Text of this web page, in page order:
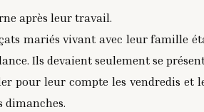
après leur travail.
mariés vivant avec leur famille
Ils devaient seulement se
pour leur compte les vendredis et
dimanches.